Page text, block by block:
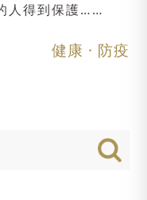
人得到保護……
健康 · 防疫